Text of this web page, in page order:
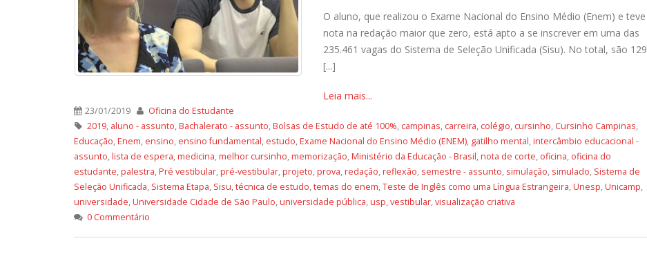
O aluno, que realizou o Exame Nacional do Ensino Médio (Enem) e teve
nota na redação maior que zero, está apto a se inscrever em uma das
235.461 vagas do Sistema de Seleção Unificada (Sisu). No total, são 129
[...]
Leia mais...
23/01/2019
Oficina do Estudante
2019, aluno - assunto,Bachalerato - assunto,Bolsas de Estudo de até 100%, campinas, carreira, colégio, cursinho, Cursinho Campinas,
Educação,Enem, ensino, ensino fundamental, estudo,Exame Nacional do Ensino Médio (ENEM), gatilho mental,intercâmbio educacional -
assunto,lista de espera,medicina,melhor cursinho,memorização,Ministério da Educação - Brasil,nota de corte, oficina, oficina do
estudante,palestra,Pré vestibular,pré-vestibular,projeto,prova,redação,reflexão, semestre - assunto, simulação, simulado, Sistema de
Seleção Unificada, Sistema Etapa, Sisu,técnica de estudo,temas do enem,Teste de Inglês como uma Língua Estrangeira,Unesp,Unicamp,
universidade,Universidade Cidade de São Paulo,universidade pública,usp,vestibular,visualização criativa
0 Commentário